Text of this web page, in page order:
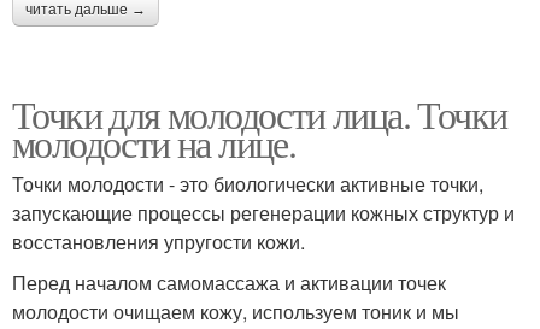
читать дальше →
Точки для молодости лица. Точки
молодости на лице.
Точки молодости - это биологически активные точки,
запускающие процессы регенерации кожных структур и
восстановления упругости кожи.
Перед началом самомассажа и активации точек
молодости очищаем кожу, используем тоник и мы